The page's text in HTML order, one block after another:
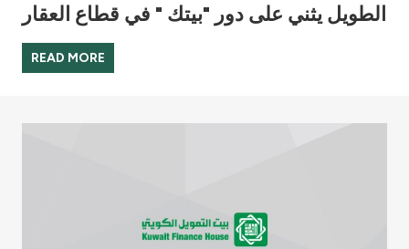
الطويل يثني على دور "بيتك " في قطاع العقار
READ MORE